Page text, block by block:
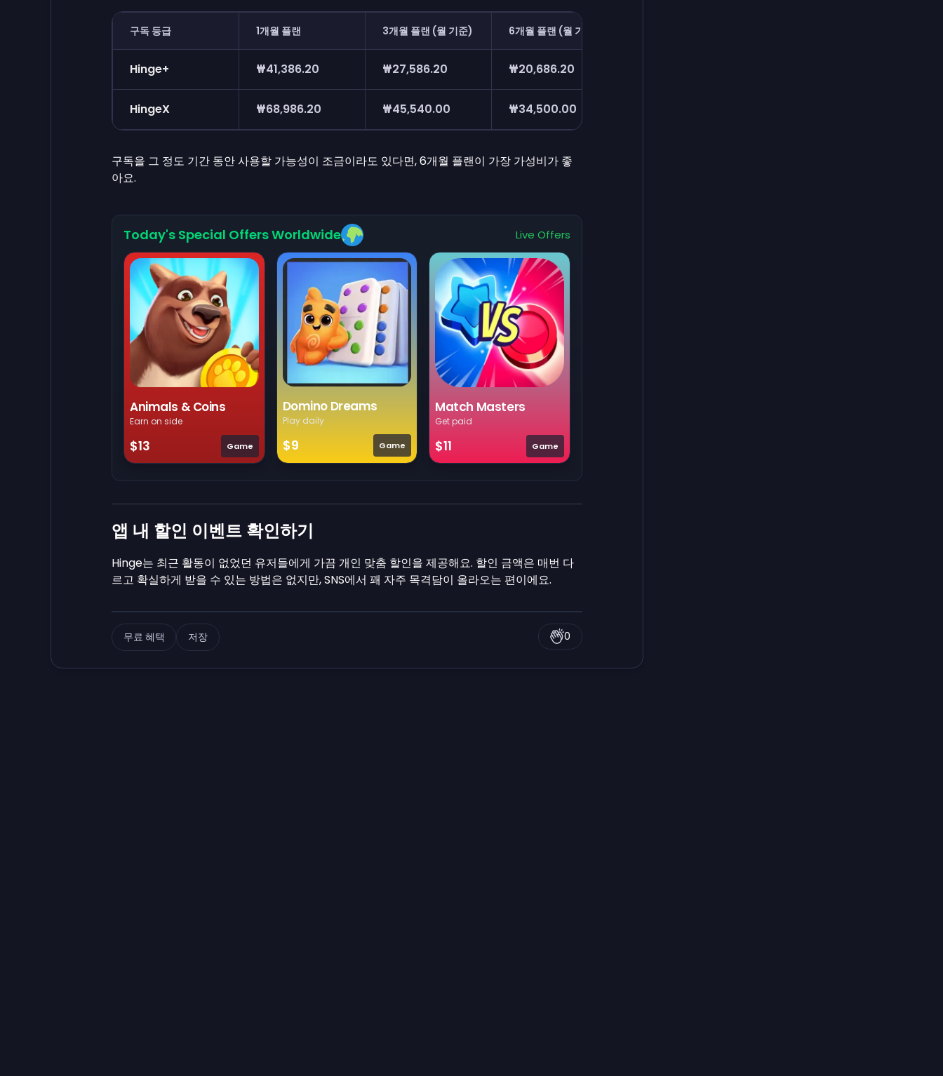
구독 등급 1개월 플랜 3개월 플랜 (월 기준) 6개월 플랜 (월 기준)
Hinge+ ₩41,386.20 ₩27,586.20 ₩20,686.20
HingeX ₩68,986.20 ₩45,540.00 ₩34,500.00
구독을 그 정도 기간 동안 사용할 가능성이 조금이라도 있다면, 6개월 플랜이 가장 가성비가 좋
아요.
Today's Special Offers Worldwide Live Offers
Animals & Coins
Earn on side
$13 Game
Domino Dreams
Play daily
$9 Game
Match Masters
Get paid
$11 Game
앱 내 할인 이벤트 확인하기
Hinge는 최근 활동이 없었던 유저들에게 가끔 개인 맞춤 할인을 제공해요. 할인 금액은 매번 다
르고 확실하게 받을 수 있는 방법은 없지만, SNS에서 꽤 자주 목격담이 올라오는 편이에요.
무료 혜택 저장 0